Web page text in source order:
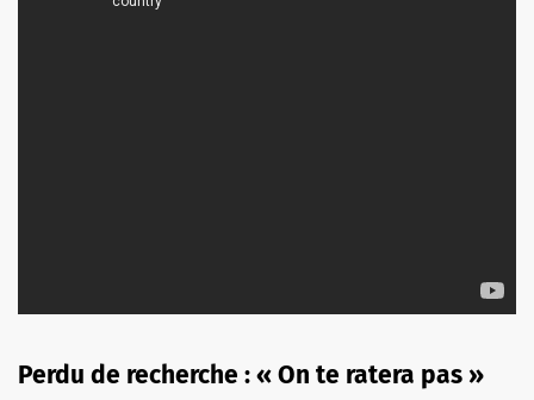
Perdu de recherche : « On te ratera pas »